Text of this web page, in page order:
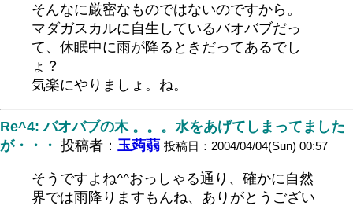
そんなに厳密なものではないのですから。
マダガスカルに自生しているバオバブだっ
て、休眠中に雨が降るときだってあるでし
ょ？
気楽にやりましょ。ね。
Re^4: バオバブの木 。。。水をあげてしまってました
が・・・ 投稿者： 玉蒟蒻 投稿日：2004/04/04(Sun) 00:57
そうですよね^^おっしゃる通り、確かに自然
界では雨降りますもんね、ありがとうござい